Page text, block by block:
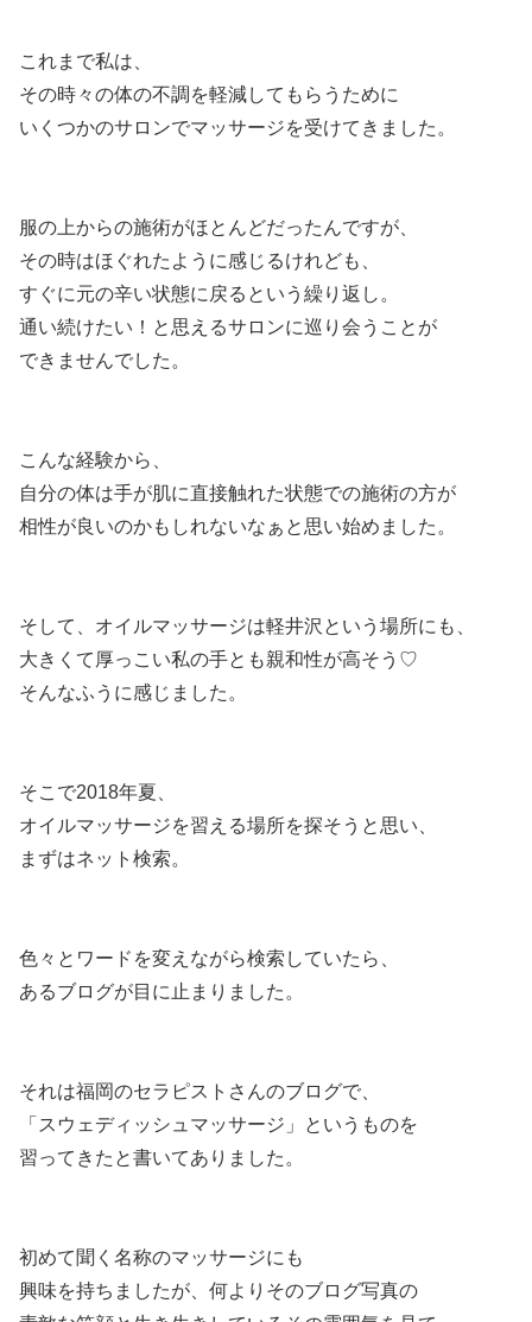
これまで私は、
その時々の体の不調を軽減してもらうために
いくつかのサロンでマッサージを受けてきました。
服の上からの施術がほとんどだったんですが、
その時はほぐれたように感じるけれども、
すぐに元の辛い状態に戻るという繰り返し。
通い続けたい！と思えるサロンに巡り会うことが
できませんでした。
こんな経験から、
自分の体は手が肌に直接触れた状態での施術の方が
相性が良いのかもしれないなぁと思い始めました。
そして、オイルマッサージは軽井沢という場所にも、
大きくて厚っこい私の手とも親和性が高そう♡
そんなふうに感じました。
そこで2018年夏、
オイルマッサージを習える場所を探そうと思い、
まずはネット検索。
色々とワードを変えながら検索していたら、
あるブログが目に止まりました。
それは福岡のセラピストさんのブログで、
「スウェディッシュマッサージ」というものを
習ってきたと書いてありました。
初めて聞く名称のマッサージにも
興味を持ちましたが、何よりそのブログ写真の